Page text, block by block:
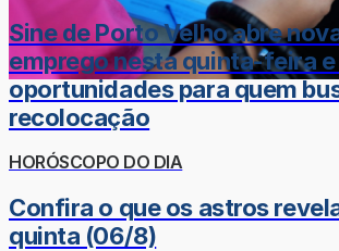
Sine de Porto Velho abre
emprego nesta quinta-feira
oportunidades para quem
recolocação
HORÓSCOPO DO DIA
Confira o que os astros
quinta (06/8)